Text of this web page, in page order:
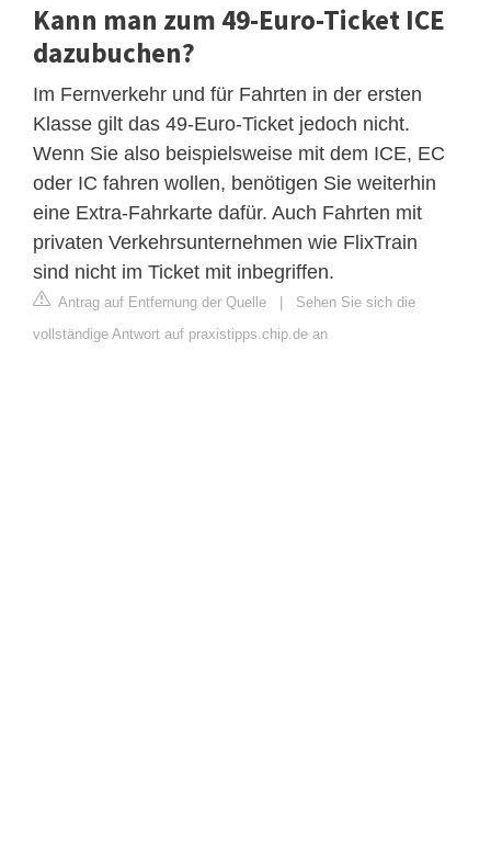
Kann man zum 49-Euro-Ticket ICE
dazubuchen?
Im Fernverkehr und für Fahrten in der ersten
Klasse gilt das 49-Euro-Ticket jedoch nicht.
Wenn Sie also beispielsweise mit dem ICE, EC
oder IC fahren wollen, benötigen Sie weiterhin
eine Extra-Fahrkarte dafür. Auch Fahrten mit
privaten Verkehrsunternehmen wie FlixTrain
sind nicht im Ticket mit inbegriffen.
Antrag auf Entfernung der Quelle | Sehen Sie sich die
vollständige Antwort auf praxistipps.chip.de an